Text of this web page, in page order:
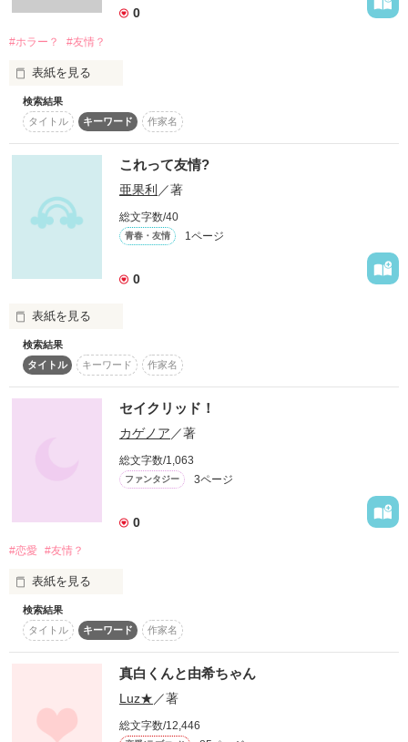
初任給２兆円の企業が！
僕はそこにすぐエントリーしてみることにしたんだ。
0
#ホラー？ #友情？
表紙を見る
『ねぇねぇ！人生選択屋って、知ってる？』
『は？何それ』
『え～？知らないの？
悩んでいる時とかに、いきなり女の人と男の人が現れて、２つ
の選択を出して～...』
そんな話を聞いていた少女と男性が1人...。
「君も変な名前を付けられたね～...
人生選択屋ってね...」
「レイ、五月蝿い...
白いワンピースを着ている少女とその隣にいる男の人は、今日
もこの空を飛び回る...
検索結果
タイトル
キーワード 作家名
これって友情?
亜果利 ／著
総文字数/40
青春・友情 1ページ
0
表紙を見る
あたしの友情についての気持ち書きまぁす
作品を読む
検索結果
タイトル
キーワード 作家名
セイクリッド！
カゲノア ／著
総文字数/1,063
ファンタジー 3ページ
0
#恋愛 #友情？
表紙を見る
神に選ばれてしまった主人公である
神崎当麻...ここで彼は神としての仕事、
恋愛、はちゃめちゃバトルと大忙し？！
検索結果
タイトル
キーワード 作家名
真白くんと由希ちゃん
Luz★／著
総文字数/12,446